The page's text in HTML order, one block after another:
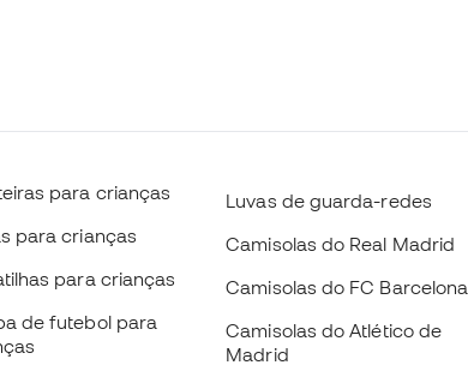
para crianças
para crianças
para crianças
de futebol para
Luvas de guarda-redes
Camisolas do Real Madrid
Camisolas do FC Barcelona
Camisolas do Atlético de
Madrid